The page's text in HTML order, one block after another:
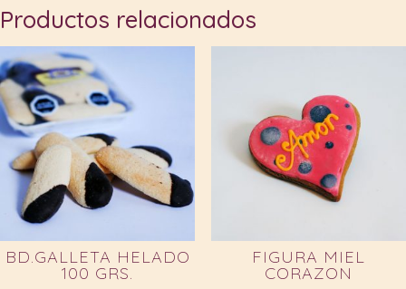
Productos relacionados
BD.GALLETA HELADO
100 GRS.
FIGURA MIEL
CORAZON